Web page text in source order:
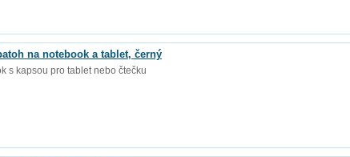
na notebook a tablet, černý
s kapsou pro tablet nebo čtečku